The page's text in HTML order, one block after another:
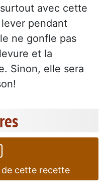
avec cette
pendant
ne gonfle pas
et la
Sinon, elle sera
cette recette